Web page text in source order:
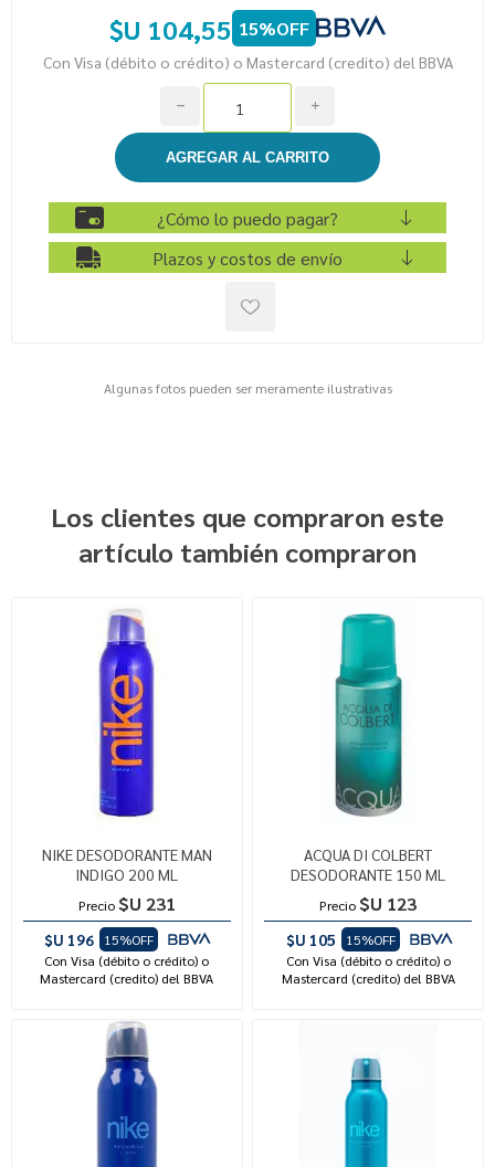
$U 104,55 15%OFF
Con Visa (débito o crédito) o Mastercard (credito) del BBVA
i
h
¿Cómo lo puedo pagar?
Plazos y costos de envío
Algunas fotos pueden ser meramente ilustrativas
Los clientes que compraron este
artículo también compraron
NIKE DESODORANTE MAN
INDIGO 200 ML
Precio $U 231
$U 196
15%OFF
Con Visa (débito o crédito) o
Mastercard (credito) del BBVA
ACQUA DI COLBERT
DESODORANTE 150 ML
Precio $U 123
$U 105
15%OFF
Con Visa (débito o crédito) o
Mastercard (credito) del BBVA